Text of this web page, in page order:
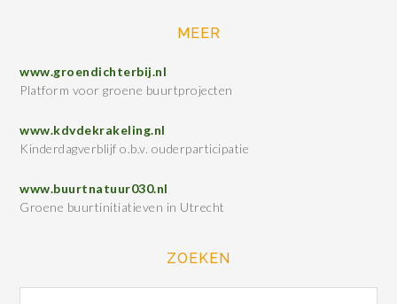
MEER
www.groendichterbij.nl
Platform voor groene buurtprojecten
www.kdvdekrakeling.nl
Kinderdagverblijf o.b.v. ouderparticipatie
www.buurtnatuur030.nl
Groene buurtinitiatieven in Utrecht
ZOEKEN